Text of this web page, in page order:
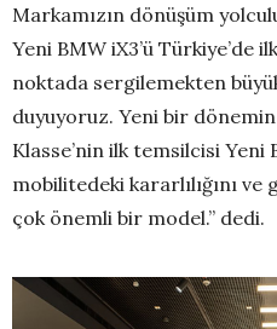
Markamızın dönüşüm
Yeni BMW iX3’ü Türkiye’de
noktada sergilemekten
duyuyoruz. Yeni bir dönemin
Klasse’nin ilk temsilcisi Yeni
mobilitedeki kararlılığını ve
çok önemli bir model.” dedi.